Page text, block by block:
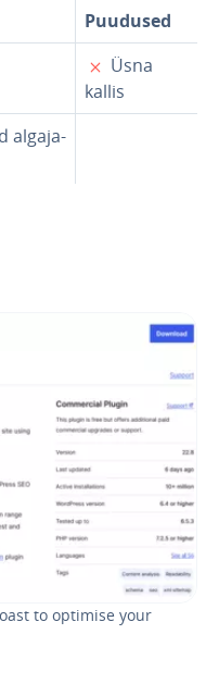
Puudused
✗
Üsna
kallis
al­ga­ja­
to optimise your